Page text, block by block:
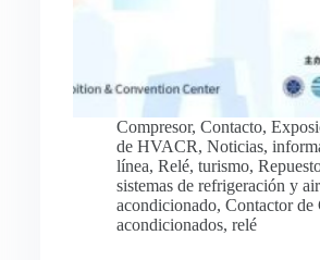
Compresor, Contacto,
de HVACR, Noticias,
línea, Relé, turismo,
sistemas de refrigeración y
acondicionado, Contactor de
acondicionados, relé